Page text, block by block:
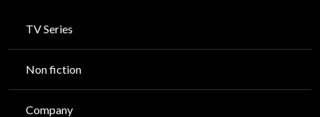
TV Series
Non fiction
Company